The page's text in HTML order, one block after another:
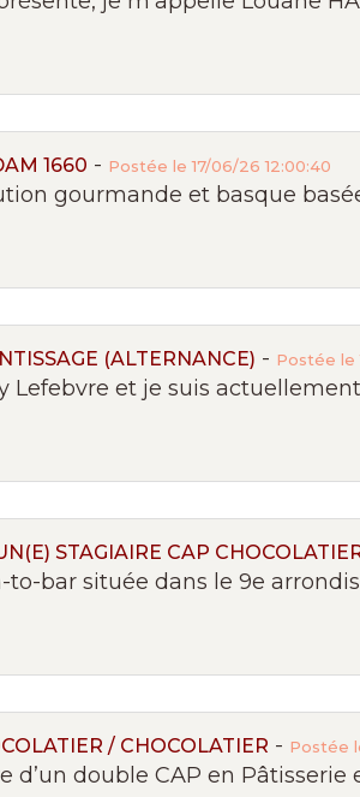
1660 - Postée le 17/06/26 12:00:40
gourmande et basque
(ALTERNANCE) - Postée le
et je suis
STAGIAIRE CAP
bar située dans le 9e
/ CHOCOLATIER - Postée
d’un double CAP en Pâtisserie